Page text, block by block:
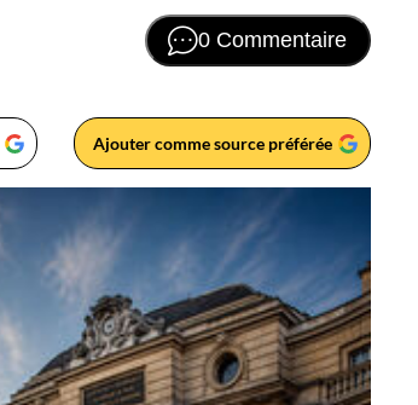
0 Commentaire
Ajouter comme source préférée